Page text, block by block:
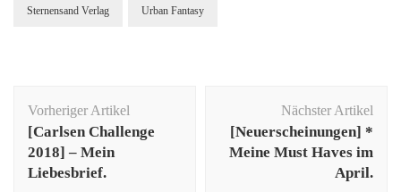
Sternensand Verlag Urban Fantasy
Vorheriger Artikel
[Carlsen Challenge
2018] – Mein
Liebesbrief.
Nächster Artikel
[Neuerscheinungen] *
Meine Must Haves im
April.